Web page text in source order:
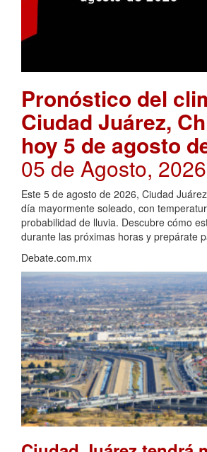
Pronóstico del
Ciudad Juárez,
hoy 5 de agosto
05 de Agosto,
Este 5 de agosto de 2026, Ciudad
día mayormente soleado, con
probabilidad de lluvia. Descubre cómo
durante las próximas horas y prepárate
Debate.com.mx